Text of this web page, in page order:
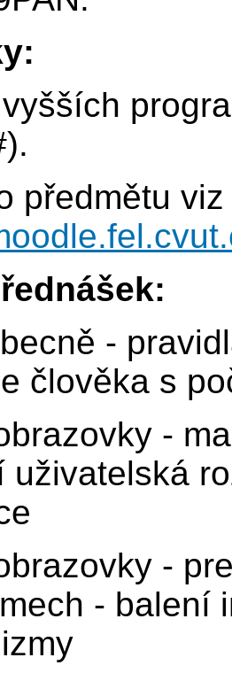
předmětu viz
-
člověka s
-
uživatelská
-
- balení